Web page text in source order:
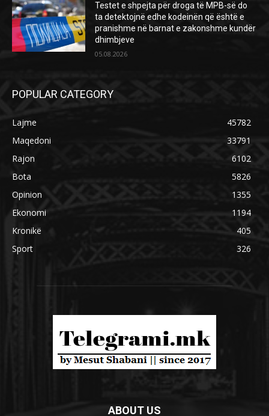
Testet e shpejta për droga të MPB-së do
ta detektojnë edhe kodeinën që është e
pranishme në barnat e zakonshme kundër
dhimbjeve
05.08.2026
POPULAR CATEGORY
Lajme
45782
Maqedoni
33791
Rajon
6102
Bota
5826
Opinion
1355
Ekonomi
1194
Kronikë
405
Sport
326
ABOUT US